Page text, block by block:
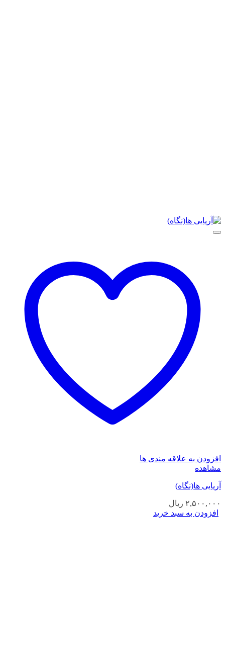
افزودن به علاقه مندی ها
مشاهده
آریایی ها(نگاه)
۲,۵۰۰,۰۰۰ ریال
افزودن به سبد خرید